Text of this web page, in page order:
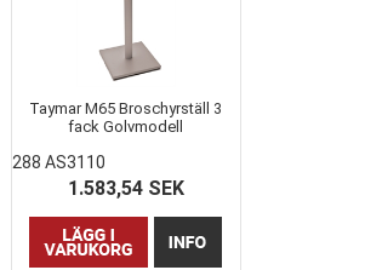
Taymar M65 Broschyrställ 3
fack Golvmodell
288 AS3110
1.583,54 SEK